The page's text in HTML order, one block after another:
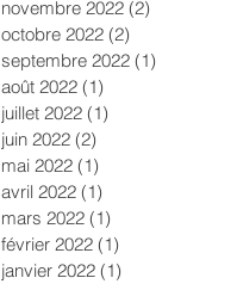
novembre 2022 (2)
octobre 2022 (2)
septembre 2022 (1)
août 2022 (1)
juillet 2022 (1)
juin 2022 (2)
mai 2022 (1)
avril 2022 (1)
mars 2022 (1)
février 2022 (1)
janvier 2022 (1)